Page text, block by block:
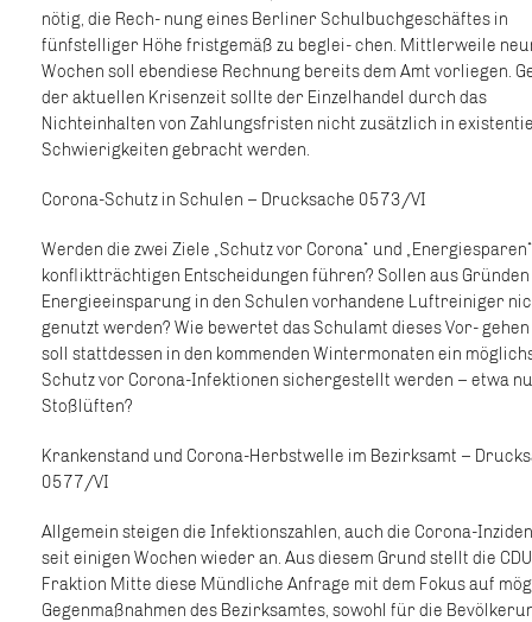
nötig, die Rech- nung eines Berliner Schulbuchgeschäftes in
fünfstelliger Höhe fristgemäß zu beglei- chen. Mittlerweile
Wochen soll ebendiese Rechnung bereits dem Amt vorliegen.
der aktuellen Krisenzeit sollte der Einzelhandel durch das
Nichteinhalten von Zahlungsfristen nicht zusätzlich in
Schwierigkeiten gebracht werden.
Corona-Schutz in Schulen – Drucksache 0573/VI
Werden die zwei Ziele „Schutz vor Corona“ und
konfliktträchtigen Entscheidungen führen? Sollen aus
Energieeinsparung in den Schulen vorhandene Luftreiniger
genutzt werden? Wie bewertet das Schulamt dieses Vor-
soll stattdessen in den kommenden Wintermonaten ein
Schutz vor Corona-Infektionen sichergestellt werden – etwa
Stoßlüften?
Krankenstand und Corona-Herbstwelle im Bezirksamt –
0577/VI
Allgemein steigen die Infektionszahlen, auch die Corona-
seit einigen Wochen wieder an. Aus diesem Grund stellt die
Fraktion Mitte diese Mündliche Anfrage mit dem Fokus auf
Gegenmaßnahmen des Bezirksamtes, sowohl für die